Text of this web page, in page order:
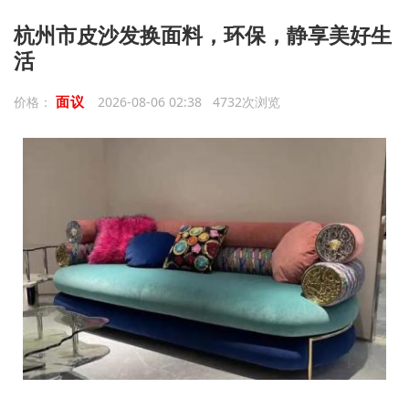
杭州市皮沙发换面料，环保，静享美好生
活
价格： 面议 2026-08-06 02:38 4732次浏览